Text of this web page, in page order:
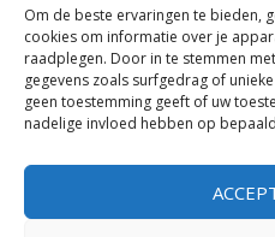
Om de beste ervaringen te bieden,
cookies om informatie over je
raadplegen. Door in te stemmen
gegevens zoals surfgedrag of
geen toestemming geeft of uw
nadelige invloed hebben op